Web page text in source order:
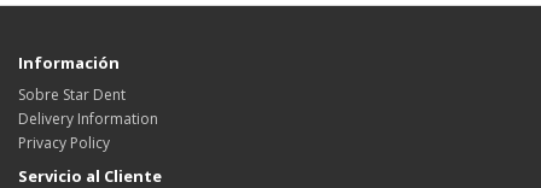
Información
Sobre Star Dent
Delivery Information
Privacy Policy
Servicio al Cliente